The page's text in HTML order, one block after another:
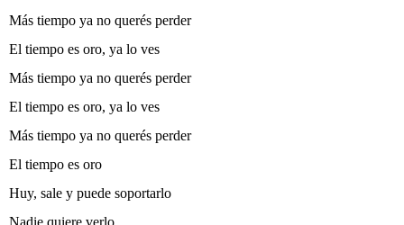
Más tiempo ya no querés perder
El tiempo es oro, ya lo ves
Más tiempo ya no querés perder
El tiempo es oro, ya lo ves
Más tiempo ya no querés perder
El tiempo es oro
Huy, sale y puede soportarlo
Nadie quiere verlo